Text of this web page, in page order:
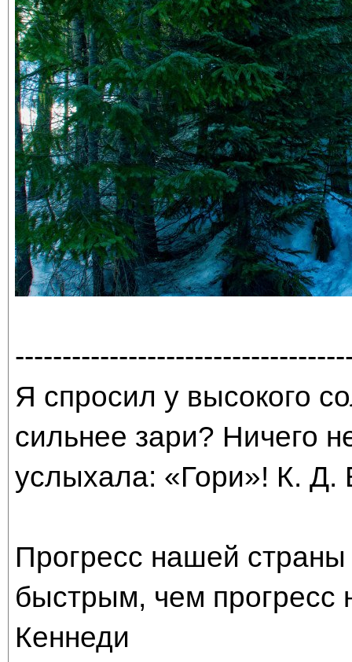
Я спросил у высокого
сильнее зари? Ничего
услыхала: «Гори»! К. Д.
Прогресс нашей
быстрым, чем прогресс
Кеннеди